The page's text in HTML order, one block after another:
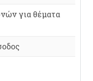
για θέματα